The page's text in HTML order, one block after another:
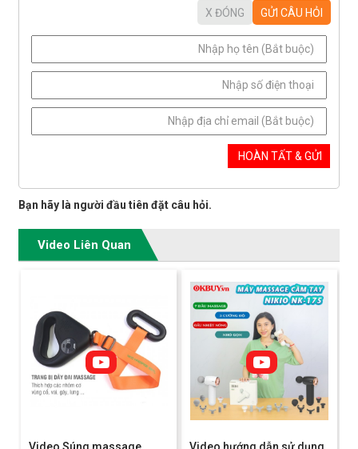
Bạn hãy là người đầu tiên đặt câu hỏi.
Video Liên Quan